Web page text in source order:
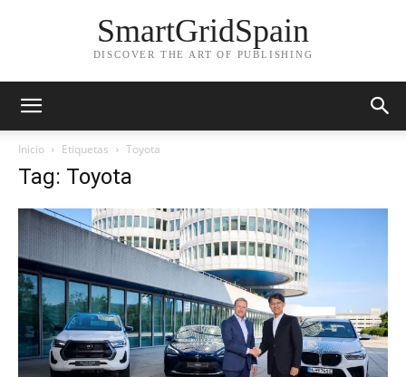
SmartGridSpain
DISCOVER THE ART OF PUBLISHING
Inicio Etiquetas Toyota
Tag: Toyota